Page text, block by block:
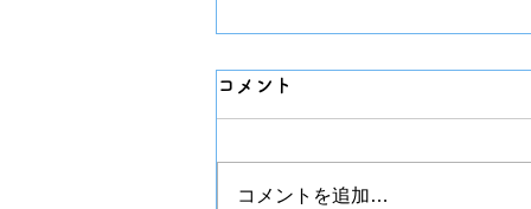
チプカシ
コメント
コメントを追加…